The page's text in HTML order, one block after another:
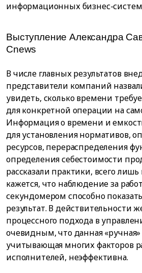
информационных бизнес-
Выступление Александра
Сnews
В числе главных результатов
представители компаний
увидеть, сколько времени
для конкретной операции на
Информация о времени и
для установления нормативов,
ресурсов, перераспределения
определения себестоимости
рассказали практики, всего
кажется, что наблюдение за
секундомером способно
результат. В действительности
процессного подхода в
очевидным, что данная
учитывающая многих факторов
исполнителей, неэффективна.